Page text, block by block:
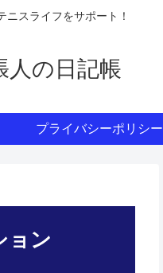
スライフをサポート！
人の日記帳
プライバシーポリシー
ョン